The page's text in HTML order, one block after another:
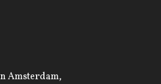
Amsterdam,